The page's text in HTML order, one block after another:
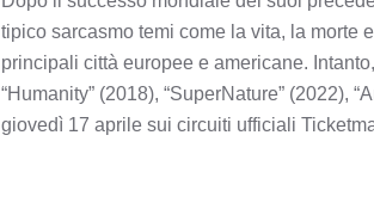
tipico sarcasmo temi come la vita, la morte
principali città europee e americane.
“Humanity” (2018), “SuperNature” (2022),
giovedì 17 aprile sui circuiti ufficiali